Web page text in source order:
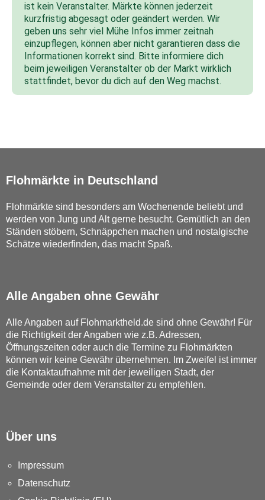
ist kein Veranstalter. Märkte können jederzeit
kurzfristig abgesagt oder geändert werden. Wir
geben uns sehr viel Mühe Infos immer zeitnah
einzupflegen, können aber nicht garantieren dass die
Informationen korrekt sind. Bitte informiere dich
beim jeweiligen Veranstalter ob der Markt wirklich
stattfindet, bevor du dich auf den Weg machst.
Flohmärkte in Deutschland
Flohmärkte sind besonders am Wochenende beliebt und
werden von Jung und Alt gerne besucht. Gemütlich an den
Ständen stöbern, Schnäppchen machen und nostalgische
Schätze wiederfinden, das macht Spaß.
Alle Angaben ohne Gewähr
Alle Angaben auf Flohmarktheld.de sind ohne Gewähr! Für
die Richtigkeit der Angaben wie z.B. Adressen,
Öffnungszeiten oder auch die Termine zu Flohmärkten
können wir keine Gewähr übernehmen. Im Zweifel ist immer
die Kontaktaufnahme mit der jeweiligen Stadt, der
Gemeinde oder dem Veranstalter zu empfehlen.
Über uns
Impressum
Datenschutz